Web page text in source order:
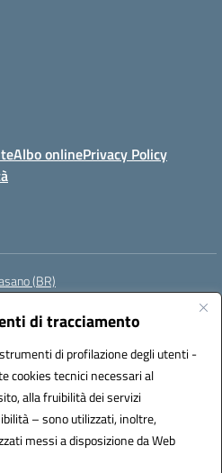
di tracciamento
di profilazione degli utenti -
cookies tecnici necessari al
alla fruibilità dei servizi
– sono utilizzati, inoltre,
messi a disposizione da Web
Albo onlinePrivacy Policy
(BR)
bric839004@pec.istruzione.it
(IPA): istsc_bree02200r
MIL3BD